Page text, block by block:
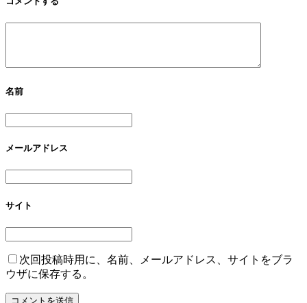
名前
メールアドレス
サイト
次回投稿時用に、名前、メールアドレス、サイトをブラ
ウザに保存する。